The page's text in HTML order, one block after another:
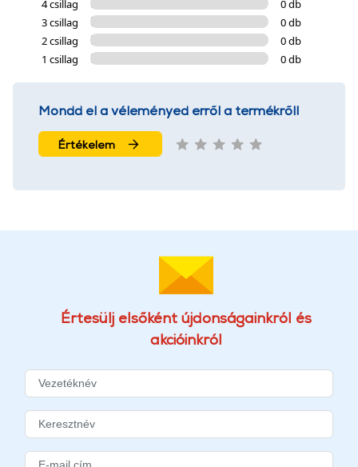
4 csillag
0 db
3 csillag
0 db
2 csillag
0 db
1 csillag
0 db
Mondd el a véleményed erről a termékről!
Értékelem
Értesülj elsőként újdonságainkról és
akcióinkról